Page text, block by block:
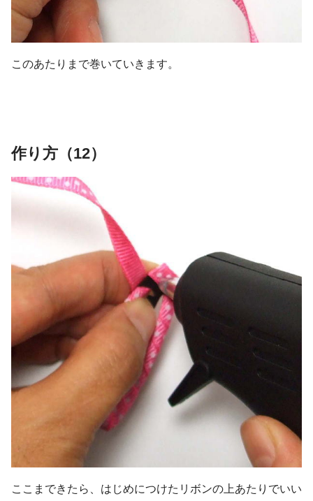
このあたりまで巻いていきます。
作り方（12）
ここまできたら、はじめにつけたリボンの上あたりでいい